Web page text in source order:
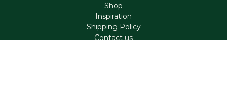
Shop
Inspiration
Shipping Policy
Contact us